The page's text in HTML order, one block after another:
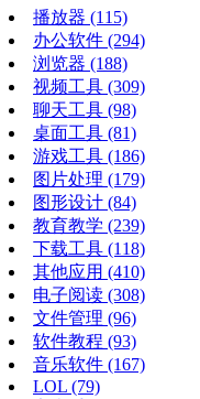
播放器 (115)
办公软件 (294)
浏览器 (188)
视频工具 (309)
聊天工具 (98)
桌面工具 (81)
游戏工具 (186)
图片处理 (179)
图形设计 (84)
教育教学 (239)
下载工具 (118)
其他应用 (410)
电子阅读 (308)
文件管理 (96)
软件教程 (93)
音乐软件 (167)
LOL (79)